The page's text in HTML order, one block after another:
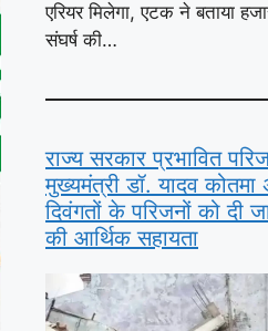
एरियर मिलेगा, एटक ने बताया
संघर्ष की…
राज्य सरकार प्रभावित
मुख्यमंत्री डॉ. यादव
दिवंगतों के परिजनों को दी
की आर्थिक सहायता